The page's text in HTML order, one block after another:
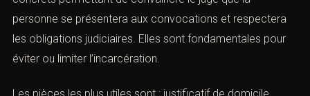
(Mandat d’arrêt : réagir en urgence,
droits et stratégie pénale)
concrets permettant de convaincre le juge que la